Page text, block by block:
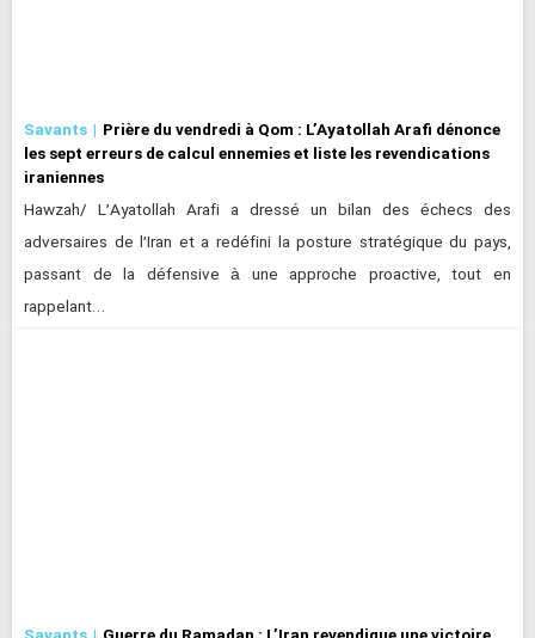
Savants
Prière du vendredi à Qom : L’Ayatollah Arafi dénonce
les sept erreurs de calcul ennemies et liste les revendications
iraniennes
Hawzah/ L’Ayatollah Arafi a dressé un bilan des échecs des
adversaires de l’Iran et a redéfini la posture stratégique du pays,
passant de la défensive à une approche proactive, tout en
rappelant…